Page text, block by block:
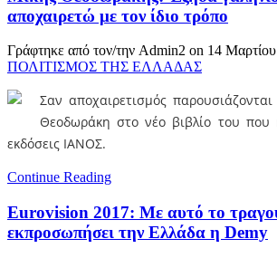
αποχαιρετώ με τον ίδιο τρόπο
Γράφτηκε από τον/την Admin2 on 14
ΠΟΛΙΤΙΣΜΟΣ ΤΗΣ ΕΛΛΑΔΑΣ
Σαν αποχαιρετισμός
Θεοδωράκη στο νέο βιβλίο του που
εκδόσεις ΙΑΝΟΣ.
Continue Reading
Eurovision 2017: Με αυτό το
εκπροσωπήσει την Ελλάδα η Demy